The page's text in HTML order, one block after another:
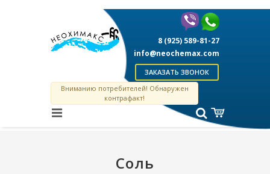
Вниманию потребителей! Обнаружен
контрафакт!
8 (925) 589-81-27
info@neochemax.com
ЗАКАЗАТЬ ЗВОНОК
Соль